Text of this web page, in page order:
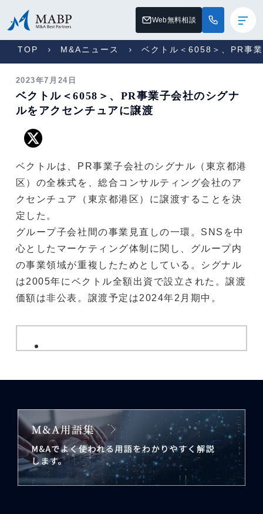
Web無料相談
TOP M&Aニュース ベクトル＜6058＞、PR事
2023年7月24日
ベクトル＜6058＞、PR事業子会社のシグナ
ルをアクセンチュアに譲渡
ベクトルは、PR事業子会社のシグナル（東京都港
区）の全株式を、総合コンサルティング会社のア
クセンチュア（東京都港区）に譲渡することを決
定した。
グループ子会社間の事業見直しの一環。SNSを中
心としたマーケティング体制に関し、グループ内
の事業領域が重複したためとしている。シグナル
は2005年にベクトル全額出資で設立された。譲渡
価額は非公表。譲渡予定は2024年2月期中。